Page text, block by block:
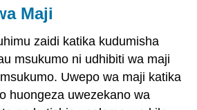
Maji
zaidi katika kudumisha
msukumo ni udhibiti wa maji
Uwepo wa maji katika
huongeza uwezekano wa